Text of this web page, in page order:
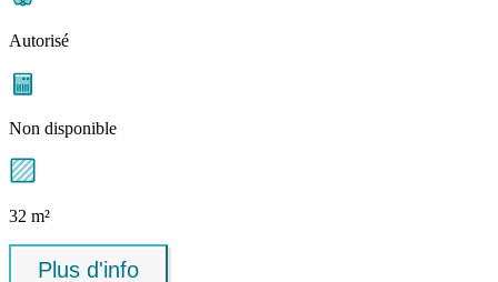
Autorisé
Non disponible
32 m²
Plus d'info